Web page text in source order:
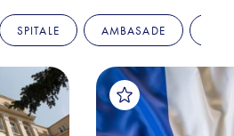
SPITALE AMBASADE